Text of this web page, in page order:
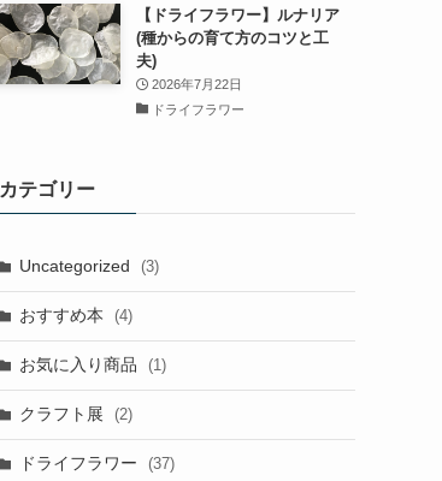
【ドライフラワー】ルナリア
(種からの育て方のコツと工
夫)
2026年7月22日
ドライフラワー
カテゴリー
Uncategorized (3)
おすすめ本 (4)
お気に入り商品 (1)
クラフト展 (2)
ドライフラワー (37)